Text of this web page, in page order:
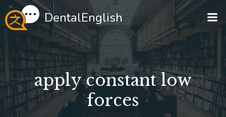
Перейти
к
содержимому
DentalEnglish
apply constant low
forces